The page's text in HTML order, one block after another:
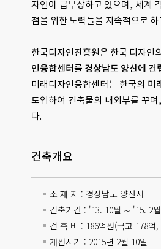
자인이 급부상하고 있으며, 세계
점을 위한 노력들을 지속적으로 하
한국디자인진흥원은 한국 디자인
인융합센터를 경상남도 양산에 건
미래디자인융합센터는 한국의 미
도입하여 건축물의 내외부를 꾸
다.
건축개요
소 재 지 : 경상남도 양산시
건축기간 : '13. 10월 ∼ '15. 2월
건 축 비 : 186억원(국고 178억,
개원시기 : 2015년 2월 10일